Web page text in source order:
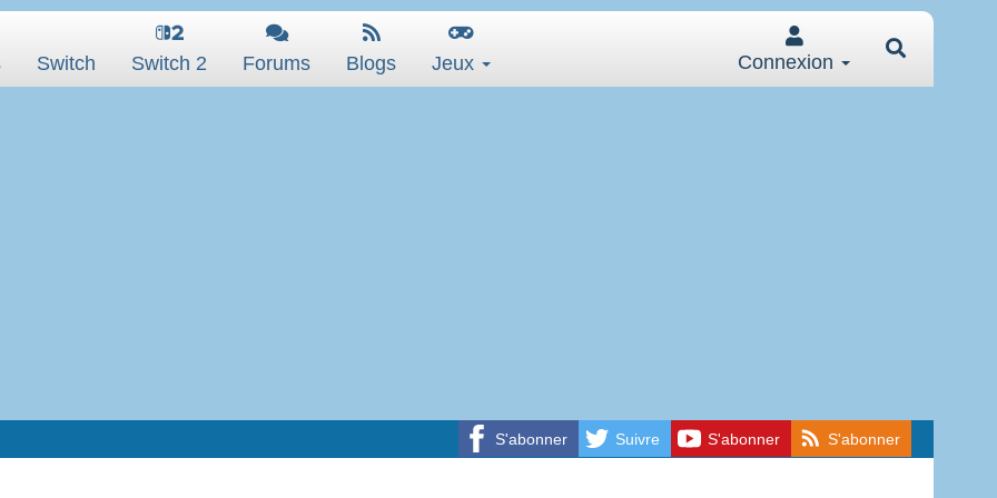
Switch Switch 2 Forums Blogs Jeux Connexion
S'abonner Suivre S'abonner S'abonner